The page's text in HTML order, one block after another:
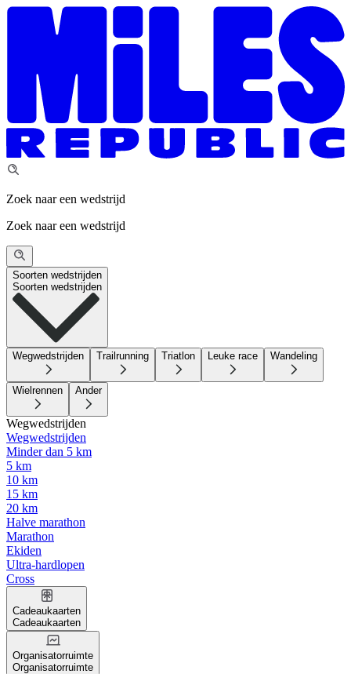
Zoek naar een wedstrijd
Zoek naar een wedstrijd
Soorten wedstrijden
Soorten wedstrijden
Wegwedstrijden Trailrunning Triatlon Leuke race Wandeling
Wielrennen Ander
Wegwedstrijden
Wegwedstrijden
Minder dan 5 km
5 km
10 km
15 km
20 km
Halve marathon
Marathon
Ekiden
Ultra-hardlopen
Cross
Cadeaukaarten
Cadeaukaarten
Organisatorruimte
Organisatorruimte